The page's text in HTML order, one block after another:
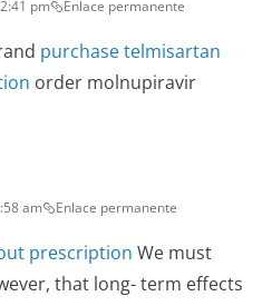
pm Enlace permanente
purchase telmisartan
order molnupiravir
am Enlace permanente
prescription We must
that long- term effects